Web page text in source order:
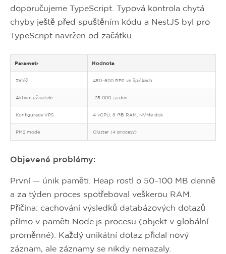
doporučujeme TypeScript. Typová kontrola chytá
chyby ještě před spuštěním kódu a NestJS byl pro
TypeScript navržen od začátku.
Parametr Hodnota
Zátěž 450–600 RPS ve špičkách
Aktivní uživatelé ~25 000 za den
Konfigurace VPS 4 vCPU, 8 GB RAM, NVMe disk
PM2 mode Cluster (4 procesy)
Objevené problémy:
První — únik paměti. Heap rostl o 50–100 MB denně
a za týden proces spotřeboval veškerou RAM.
Příčina: cachování výsledků databázových dotazů
přímo v paměti Node.js procesu (objekt v globální
proměnné). Každý unikátní dotaz přidal nový
záznam, ale záznamy se nikdy nemazaly.